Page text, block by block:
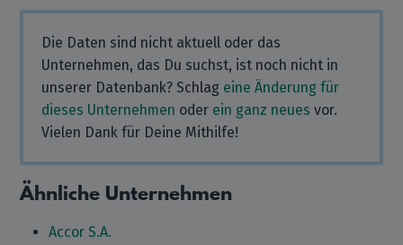
Die Daten sind nicht aktuell oder das
Unternehmen, das Du suchst, ist noch nicht in
unserer Datenbank? Schlag eine Änderung für
dieses Unternehmen oder ein ganz neues vor.
Vielen Dank für Deine Mithilfe!
Ähnliche Unternehmen
Accor S.A.